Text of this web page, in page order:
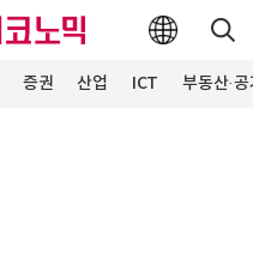
증권 산업 ICT 부동산·